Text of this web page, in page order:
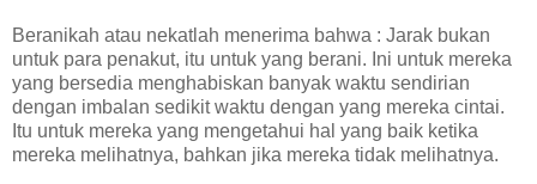
Beranikah atau nekatlah menerima bahwa : Jarak bukan
untuk para penakut, itu untuk yang berani. Ini untuk mereka
yang bersedia menghabiskan banyak waktu sendirian
dengan imbalan sedikit waktu dengan yang mereka cintai.
Itu untuk mereka yang mengetahui hal yang baik ketika
mereka melihatnya, bahkan jika mereka tidak melihatnya.